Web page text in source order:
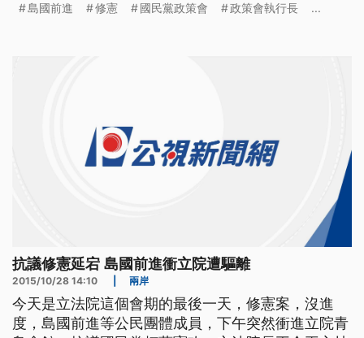
投。 島國前進等的公民團體成員，16號下午突然衝
島國前進 修憲 國民黨政策會 政策會執行長 ...
抗議修憲延宕 島國前進衝立院遭驅離
2015/10/28 14:10 兩岸
今天是立法院這個會期的最後一天，修憲案，沒進
度，島國前進等公民團體成員，下午突然衝進立院青